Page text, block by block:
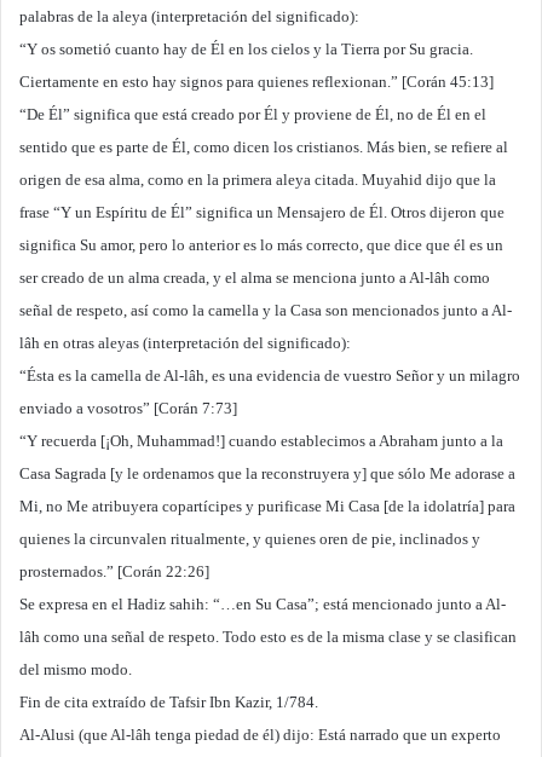
palabras de la aleya (interpretación del significado):
“Y os sometió cuanto hay de Él en los cielos y la Tierra por Su gracia.
Ciertamente en esto hay signos para quienes reflexionan.” [Corán 45:13]
“De Él” significa que está creado por Él y proviene de Él, no de Él en el
sentido que es parte de Él, como dicen los cristianos. Más bien, se refiere al
origen de esa alma, como en la primera aleya citada. Muyahid dijo que la
frase “Y un Espíritu de Él” significa un Mensajero de Él. Otros dijeron que
significa Su amor, pero lo anterior es lo más correcto, que dice que él es un
ser creado de un alma creada, y el alma se menciona junto a Al-lâh como
señal de respeto, así como la camella y la Casa son mencionados junto a Al-
lâh en otras aleyas (interpretación del significado):
“Ésta es la camella de Al-lâh, es una evidencia de vuestro Señor y un milagro
enviado a vosotros” [Corán 7:73]
“Y recuerda [¡Oh, Muhammad!] cuando establecimos a Abraham junto a la
Casa Sagrada [y le ordenamos que la reconstruyera y] que sólo Me adorase a
Mi, no Me atribuyera copartícipes y purificase Mi Casa [de la idolatría] para
quienes la circunvalen ritualmente, y quienes oren de pie, inclinados y
prosternados.” [Corán 22:26]
Se expresa en el Hadiz sahih: “…en Su Casa”; está mencionado junto a Al-
lâh como una señal de respeto. Todo esto es de la misma clase y se clasifican
del mismo modo.
Fin de cita extraído de Tafsir Ibn Kazir, 1/784.
Al-Alusi (que Al-lâh tenga piedad de él) dijo: Está narrado que un experto